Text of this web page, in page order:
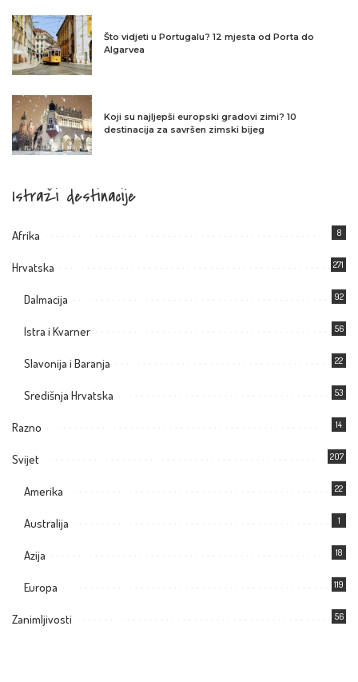
Što vidjeti u Portugalu? 12 mjesta od Porta do
Algarvea
Koji su najljepši europski gradovi zimi? 10
destinacija za savršen zimski bijeg
Istraži destinacije
Afrika 8
Hrvatska 271
Dalmacija 92
Istra i Kvarner 56
Slavonija i Baranja 22
Središnja Hrvatska 53
Razno 14
Svijet 207
Amerika 22
Australija 1
Azija 18
Europa 119
Zanimljivosti 56